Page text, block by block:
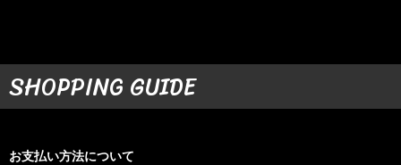
SHOPPING GUIDE
お支払い方法について